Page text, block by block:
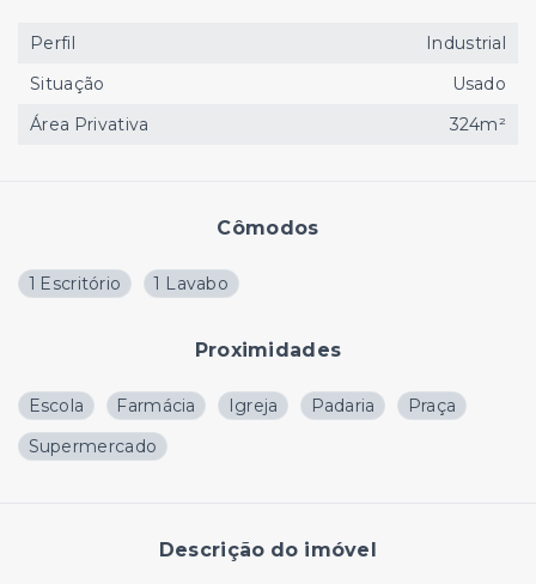
Cômodos
1 Escritório 1 Lavabo
Proximidades
Escola Farmácia Igreja Padaria
Praça
Supermercado
Descrição do imóvel
Perfil
Industrial
Situação
Usado
Área Privativa
324m²